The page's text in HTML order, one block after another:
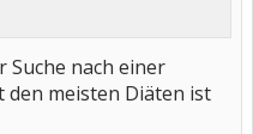
Suche nach einer
den meisten Diäten ist